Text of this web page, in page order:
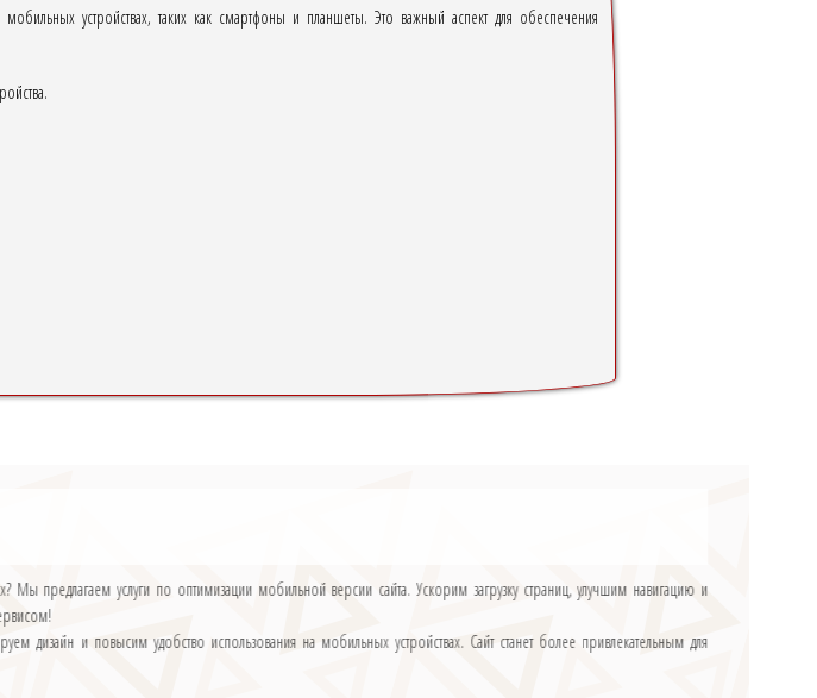
устройствах, таких как смартфоны и планшеты. Это важный аспект для обеспечения
Мы предлагаем услуги по оптимизации мобильной версии сайта. Ускорим загрузку страниц, улучшим навигацию и
дизайн и повысим удобство использования на мобильных устройствах. Сайт станет более привлекательным для